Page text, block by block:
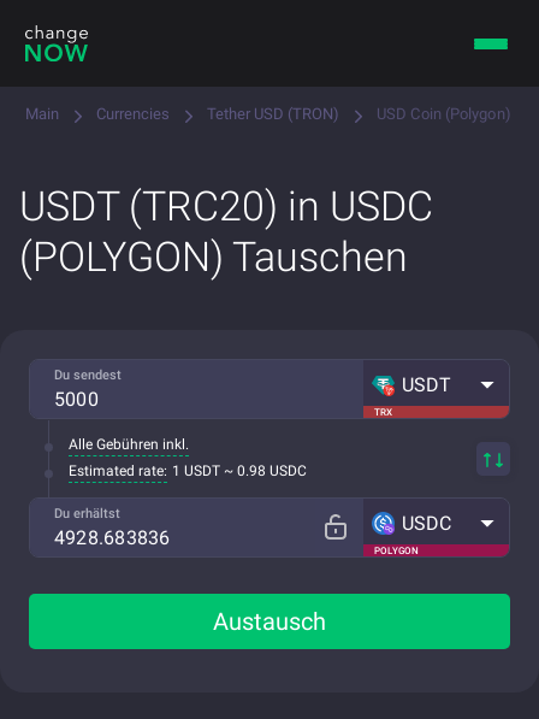
Main Currencies Tether USD (TRON) USD Coin (Polygon)
USDT (TRC20) in USDC
(POLYGON) Tauschen
Du sendest
TRX
USDT
Alle Gebühren inkl.
Estimated rate: 1 USDT ~ 0.98 USDC
Du erhältst
POLYGON
USDC
Austausch